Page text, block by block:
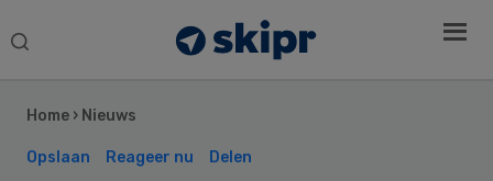
Search
Home › Nieuws
Opslaan Reageer nu Delen
Sidebar